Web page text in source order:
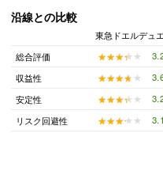
沿線との比較
東急ドエルデュ
総合評価
★★★★★
★★★★★
収益性
★★★★★
★★★★★
安定性
★★★★★
★★★★★
リスク回避性
★★★★★
★★★★★
東急